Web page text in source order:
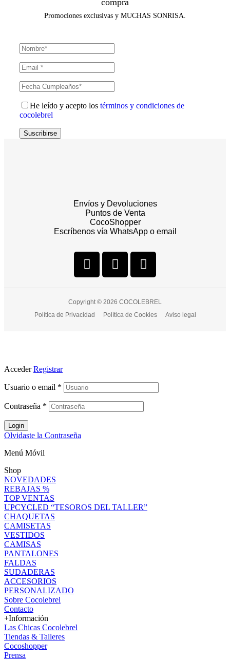
Promociones exclusivas y MUCHAS SONRISA.
He leído y acepto los términos y condiciones de
cocolebrel
Suscribirse
Envíos y Devoluciones
Puntos de Venta
CocoShopper
Escríbenos vía WhatsApp o email
Copyright © 2026 COCOLEBREL
Política de Privacidad
Política de Cookies Aviso legal
Acceder Registrar
Usuario o email *
Contraseña *
Login
Olvidaste la Contraseña
Menú Móvil
Shop
NOVEDADES
REBAJAS %
TOP VENTAS
UPCYCLED “TESOROS DEL TALLER”
CHAQUETAS
CAMISETAS
VESTIDOS
CAMISAS
PANTALONES
FALDAS
SUDADERAS
ACCESORIOS
PERSONALIZADO
Sobre Cocolebrel
Contacto
+Información
Las Chicas Cocolebrel
Tiendas & Talleres
Cocoshopper
Prensa